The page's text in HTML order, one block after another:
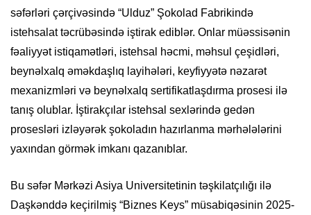
səfərləri çərçivəsində “Ulduz” Şokolad Fabrikində
istehsalat təcrübəsində iştirak ediblər. Onlar müəssisənin
fəaliyyət istiqamətləri, istehsal həcmi, məhsul çeşidləri,
beynəlxalq əməkdaşlıq layihələri, keyfiyyətə nəzarət
mexanizmləri və beynəlxalq sertifikatlaşdırma prosesi ilə
tanış olublar. İştirakçılar istehsal sexlərində gedən
prosesləri izləyərək şokoladın hazırlanma mərhələlərini
yaxından görmək imkanı qazanıblar.
Bu səfər Mərkəzi Asiya Universitetinin təşkilatçılığı ilə
Daşkənddə keçirilmiş “Biznes Keys” müsabiqəsinin 2025-